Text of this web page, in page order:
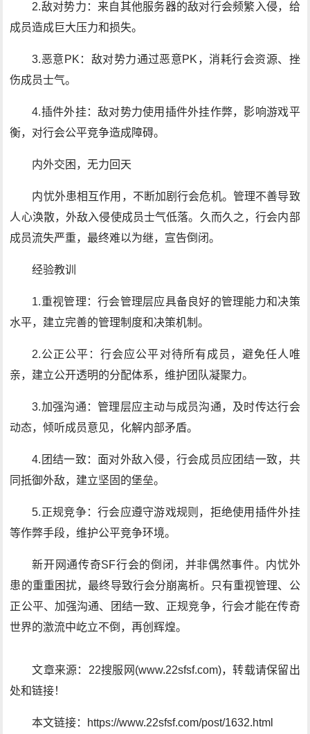
2.敌对势力：来自其他服务器的敌对行会频繁入侵，给
成员造成巨大压力和损失。
3.恶意PK：敌对势力通过恶意PK，消耗行会资源、挫
伤成员士气。
4.插件外挂：敌对势力使用插件外挂作弊，影响游戏平
衡，对行会公平竞争造成障碍。
内外交困，无力回天
内忧外患相互作用，不断加剧行会危机。管理不善导致
人心涣散，外敌入侵使成员士气低落。久而久之，行会内部
成员流失严重，最终难以为继，宣告倒闭。
经验教训
1.重视管理：行会管理层应具备良好的管理能力和决策
水平，建立完善的管理制度和决策机制。
2.公正公平：行会应公平对待所有成员，避免任人唯
亲，建立公开透明的分配体系，维护团队凝聚力。
3.加强沟通：管理层应主动与成员沟通，及时传达行会
动态，倾听成员意见，化解内部矛盾。
4.团结一致：面对外敌入侵，行会成员应团结一致，共
同抵御外敌，建立坚固的堡垒。
5.正规竞争：行会应遵守游戏规则，拒绝使用插件外挂
等作弊手段，维护公平竞争环境。
新开网通传奇SF行会的倒闭，并非偶然事件。内忧外
患的重重困扰，最终导致行会分崩离析。只有重视管理、公
正公平、加强沟通、团结一致、正规竞争，行会才能在传奇
世界的激流中屹立不倒，再创辉煌。
文章来源：22搜服网(www.22sfsf.com)，转载请保留出
处和链接！
本文链接：https://www.22sfsf.com/post/1632.html